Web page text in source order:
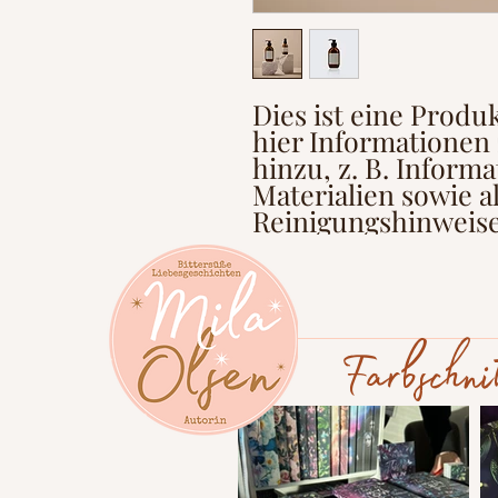
Dies ist eine
hier
hinzu, z. B.
Materialien sowie